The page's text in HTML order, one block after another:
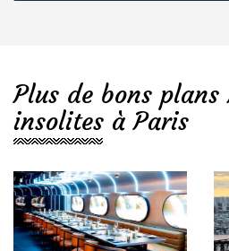
Plus de bons plans
insolites à Paris